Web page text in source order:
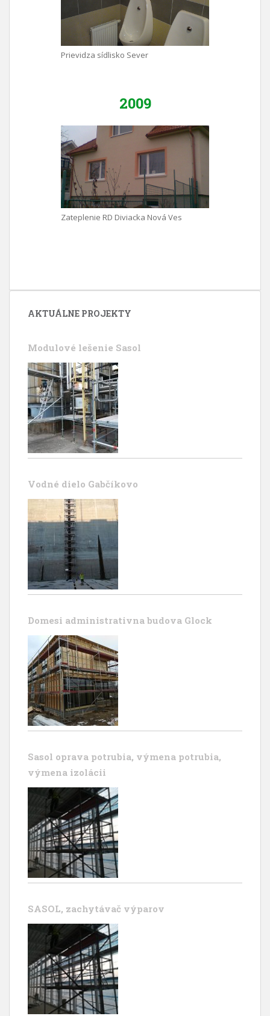
Prievidza sídlisko Sever
2009
Zateplenie RD Diviacka Nová Ves
AKTUÁLNE PROJEKTY
Modulové lešenie Sasol
Vodné dielo Gabčíkovo
Domesi administrativna budova Glock
Sasol oprava potrubia, výmena potrubia,
výmena izolácii
SASOL, zachytávač výparov